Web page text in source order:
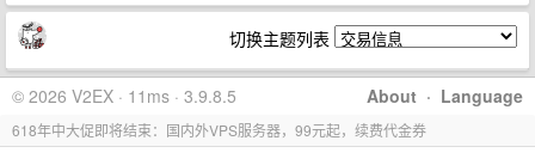
切换主题列表
About · Language
© 2026 V2EX · 11ms · 3.9.8.5
618年中大促即将结束：国内外VPS服务器，99元起，续费代金券